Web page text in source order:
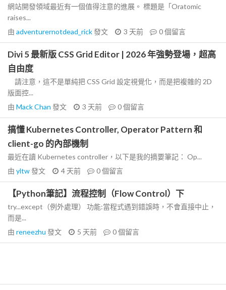
網站開發領域最近有一個值得注意的進展。 標題是「Oratomic
raises...
由 adventurernotdead_rick發文 3 天前 0個留言
Divi 5 最新版 CSS Grid Editor | 2026 年強勢登場，超高
自由度
請注意，這不是單純把 CSS Grid 設定視覺化，而是把複雜的 2D
版面控...
由 Mack Chan 發文 3 天前 0個留言
搞懂 Kubernetes Controller, Operator Pattern 和
client-go 的內部機制
最近在讀 Kubernetes controller，以下是我的摘要筆記： Op...
由 yltw發文 4 天前 0個留言
【Python筆記】流程控制（Flow Control）下
try...except（例外處理） 功能:當程式遇到錯誤時，不會直接中止，
而是...
由 reneezhu 發文 5 天前 0個留言